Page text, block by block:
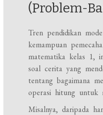
(Problem-
Tren pendidikan
kemampuan
matematika kelas 1,
soal cerita yang
tentang bagaimana
operasi hitung untuk
Misalnya, daripada